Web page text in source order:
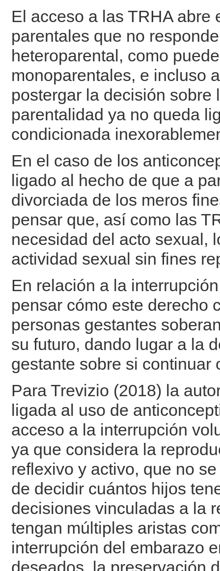
El acceso a las TRHA abre
parentales que no
heteroparental, como
monoparentales, e incluso
postergar la decisión
parentalidad ya no queda
condicionada
En el caso de los
ligado al hecho de que a
divorciada de los meros
pensar que, así como las
necesidad del acto sexual,
actividad sexual sin fines
En relación a la
pensar cómo este derecho
personas gestantes
su futuro, dando lugar a la
gestante sobre si continuar
Para Trevizio (2018) la
ligada al uso de
acceso a la interrupción
ya que considera la
reflexivo y activo, que no
de decidir cuántos hijos
decisiones vinculadas a la
tengan múltiples aristas
interrupción del embarazo
deseados, la preservación